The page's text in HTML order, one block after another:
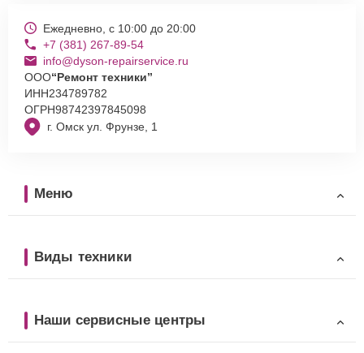
г. Омск ул. Фрунзе, 1
Ежедневно, с 10:00 до 20:00
+7 (381) 267-89-54
info@dyson-repairservice.ru
ООО“Ремонт техники”
ИНН234789782
ОГРН98742397845098
Меню
Виды техники
Наши сервисные центры